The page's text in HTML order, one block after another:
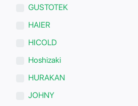
GUSTOTEK
HAIER
HICOLD
Hoshizaki
HURAKAN
JOHNY